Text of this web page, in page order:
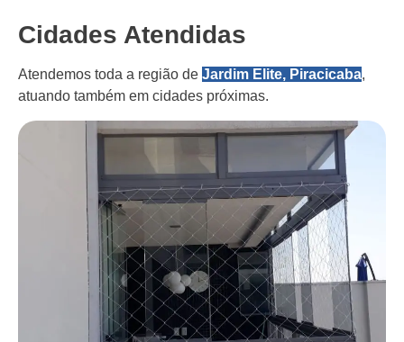
Cidades Atendidas
Atendemos toda a região de Jardim Elite, Piracicaba,
atuando também em cidades próximas.